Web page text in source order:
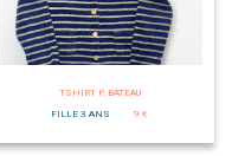
TSHIRT P. BATEAU
FILLE 3 ANS
9 €